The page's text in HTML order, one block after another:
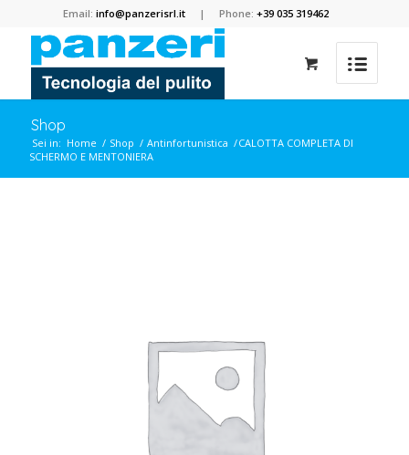
Email:info@panzerisrl.it | Phone:+39 035 319462
Shop
Sei in: Home / Shop / Antinfortunistica /CALOTTA COMPLETA DI
SCHERMO E MENTONIERA